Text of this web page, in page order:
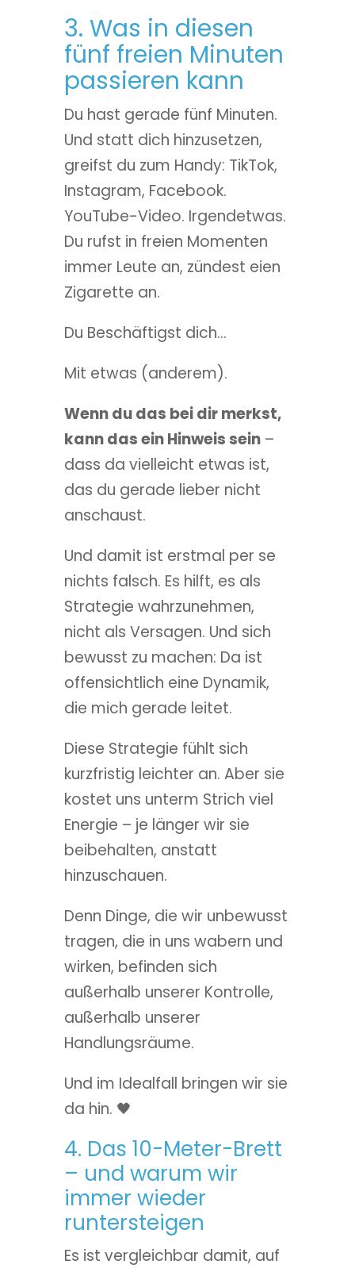
3. Was in diesen
fünf freien Minuten
passieren kann
Du hast gerade fünf Minuten.
Und statt dich hinzusetzen,
greifst du zum Handy: TikTok,
Instagram, Facebook.
YouTube-Video. Irgendetwas.
Du rufst in freien Momenten
immer Leute an, zündest eien
Zigarette an.
Du Beschäftigst dich...
Mit etwas (anderem).
Wenn du das bei dir merkst,
kann das ein Hinweis sein–
dass da vielleicht etwas ist,
das du gerade lieber nicht
anschaust.
Und damit ist erstmal per se
nichts falsch. Es hilft, es als
Strategie wahrzunehmen,
nicht als Versagen. Und sich
bewusst zu machen: Da ist
offensichtlich eine Dynamik,
die mich gerade leitet.
Diese Strategie fühlt sich
kurzfristig leichter an. Aber sie
kostet uns unterm Strich viel
Energie – je länger wir sie
beibehalten, anstatt
hinzuschauen.
Denn Dinge, die wir unbewusst
tragen, die in uns wabern und
wirken, befinden sich
außerhalb unserer Kontrolle,
außerhalb unserer
Handlungsräume.
Und im Idealfall bringen wir sie
da hin. 🖤
4. Das 10-Meter-Brett
– und warum wir
immer wieder
runtersteigen
Es ist vergleichbar damit, auf